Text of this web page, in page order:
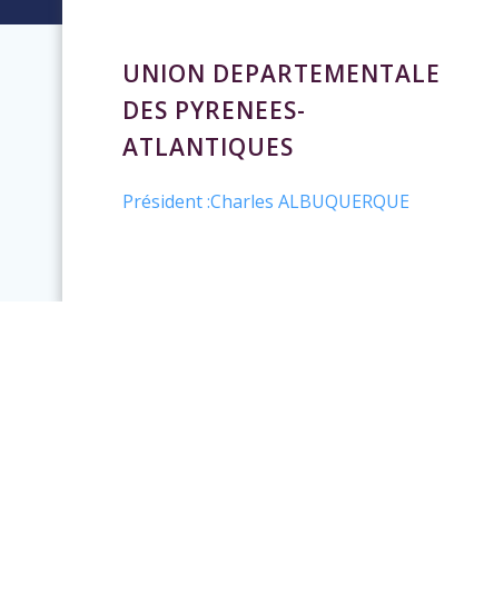
UNION DEPARTEMENTALE
DES PYRENEES-
ATLANTIQUES
Président :Charles ALBUQUERQUE